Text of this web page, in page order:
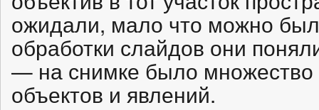
ожидали, мало что можно
обработки слайдов они
— на снимке было множество
объектов и явлений.